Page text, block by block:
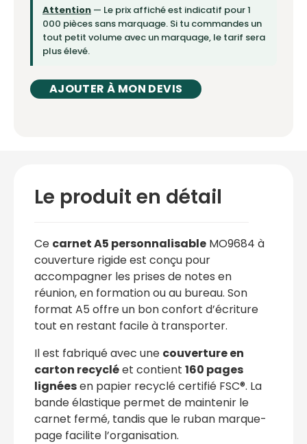
Attention — Le prix affiché est indicatif pour 1
000 pièces sans marquage. Si tu commandes un
tout petit volume avec un marquage, le tarif sera
plus élevé.
AJOUTER À MON DEVIS
Le produit en détail
Ce carnet A5 personnalisable MO9684 à
couverture rigide est conçu pour
accompagner les prises de notes en
réunion, en formation ou au bureau. Son
format A5 offre un bon confort d’écriture
tout en restant facile à transporter.
Il est fabriqué avec une couverture en
carton recycléet contient 160 pages
lignéesen papier recyclé certifié FSC®. La
bande élastique permet de maintenir le
carnet fermé, tandis que le ruban marque-
page facilite l’organisation.